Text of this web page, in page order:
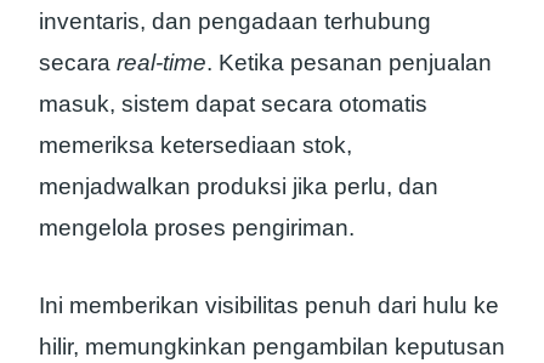
inventaris, dan pengadaan terhubung
secara real-time. Ketika pesanan penjualan
masuk, sistem dapat secara otomatis
memeriksa ketersediaan stok,
menjadwalkan produksi jika perlu, dan
mengelola proses pengiriman.
Ini memberikan visibilitas penuh dari hulu ke
hilir, memungkinkan pengambilan keputusan